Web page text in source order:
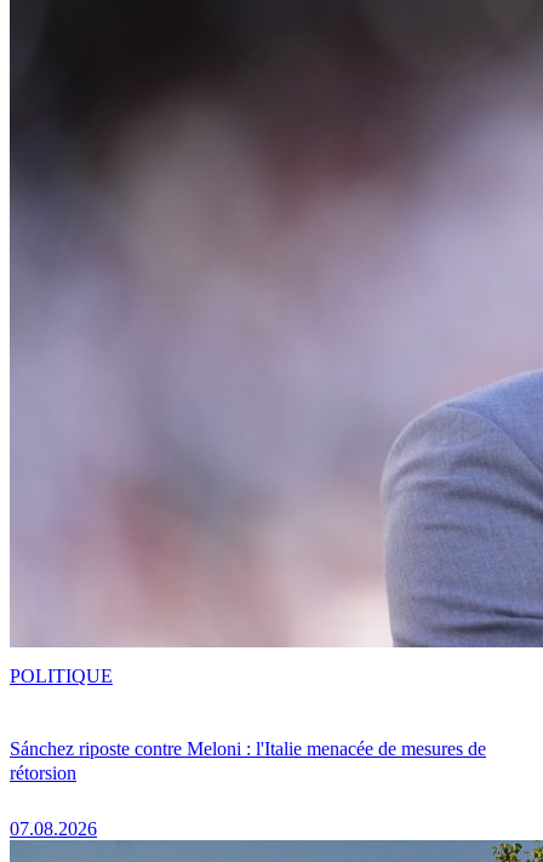
Sánchez riposte contre Meloni : l'Italie menacée de mesures de
rétorsion
07.08.2026
POLITIQUE